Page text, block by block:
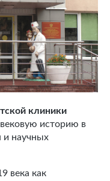
клиники
историю в
и научных
века как